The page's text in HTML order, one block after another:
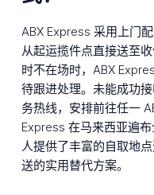
ABX Express 采用上门
从起运揽件点直接送至
时不在场时，ABX
待跟进处理。未能成功
务热线，安排前往任一
Express 在马来西亚遍
人提供了丰富的自取地
送的实用替代方案。